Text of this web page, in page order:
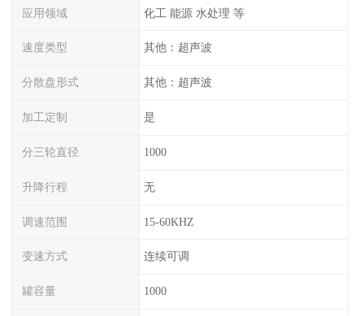
应用领域 化工 能源 水处理 等
速度类型 其他：超声波
分散盘形式 其他：超声波
加工定制 是
分三轮直径 1000
升降行程 无
调速范围 15-60KHZ
变速方式 连续可调
罐容量 1000